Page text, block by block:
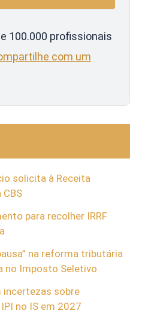
100.000 profissionais
com um
solicita à Receita
para recolher IRRF
na reforma tributária
no Imposto Seletivo
incertezas sobre
no IS em 2027